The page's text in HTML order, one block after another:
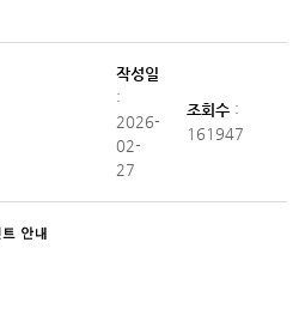
작성일
:
2026-
02-
27
조회수 :
161947